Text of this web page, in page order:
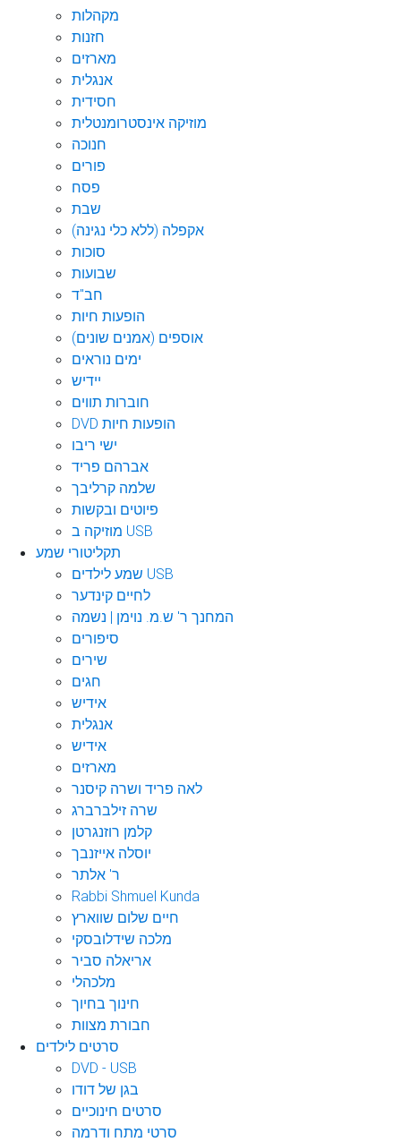
מקהלות
חזנות
מארזים
אנגלית
חסידית
מוזיקה אינסטרומנטלית
חנוכה
פורים
פסח
שבת
אקפלה (ללא כלי נגינה)
סוכות
שבועות
חב"ד
הופעות חיות
אוספים (אמנים שונים)
ימים נוראים
יידיש
חוברות תווים
DVD הופעות חיות
ישי ריבו
אברהם פריד
שלמה קרליבך
פיוטים ובקשות
מוזיקה ב USB
תקליטורי שמע
שמע לילדים USB
לחיים קינדער
המחנך ר' ש.מ. נוימן | נשמה
סיפורים
שירים
חגים
אידיש
אנגלית
אידיש
מארזים
לאה פריד ושרה קיסנר
שרה זילברברג
קלמן רוזנגרטן
יוסלה אייזנבך
ר' אלתר
Rabbi Shmuel Kunda
חיים שלום שווארץ
מלכה שידלובסקי
אריאלה סביר
מלכהלי
חינוך בחיוך
חבורת מצוות
סרטים לילדים
DVD - USB
בגן של דודו
סרטים חינוכיים
סרטי מתח ודרמה